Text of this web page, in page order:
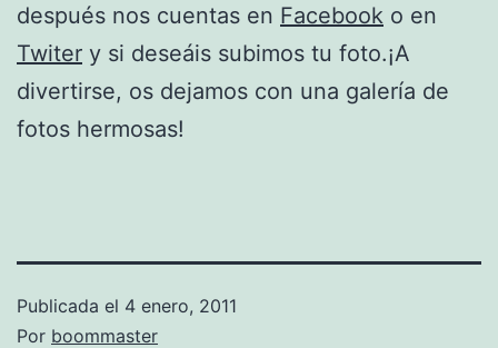
después nos cuentas en Facebook o en
Twiter y si deseáis subimos tu foto.¡A
divertirse, os dejamos con una galería de
fotos hermosas!
Publicada el 4 enero, 2011
Por boommaster